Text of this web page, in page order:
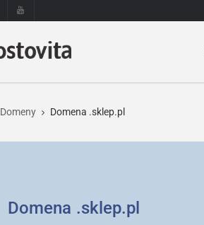
Domeny Domena .sklep.pl
Domena .sklep.pl